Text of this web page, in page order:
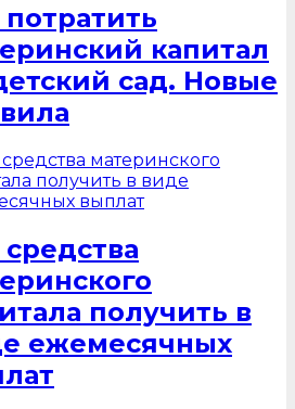
потратить
капитал
сад. Новые
средства
получить в
ежемесячных